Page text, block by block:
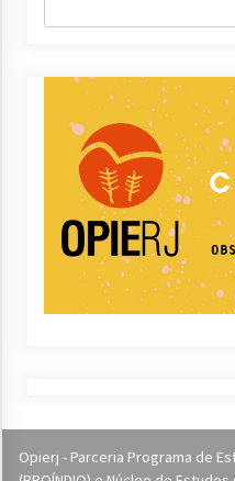
Opierj - Parceria Programa de